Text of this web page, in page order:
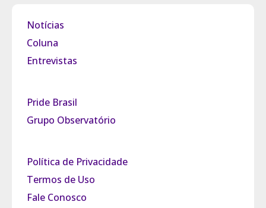
Notícias
Coluna
Entrevistas
Pride Brasil
Grupo Observatório
Política de Privacidade
Termos de Uso
Fale Conosco